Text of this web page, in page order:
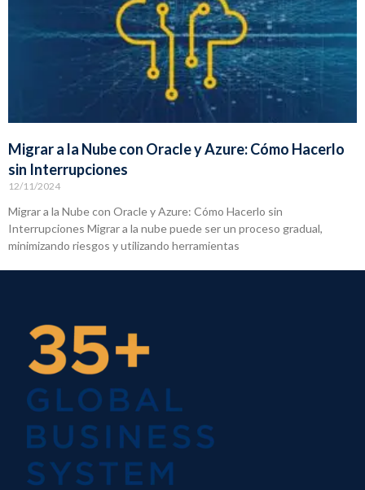
Migrar a la Nube con Oracle y Azure: Cómo Hacerlo
sin Interrupciones
12/11/2024
Migrar a la Nube con Oracle y Azure: Cómo Hacerlo sin
Interrupciones Migrar a la nube puede ser un proceso gradual,
minimizando riesgos y utilizando herramientas